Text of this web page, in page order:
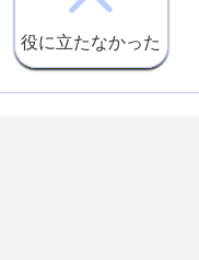
役に立たなかった